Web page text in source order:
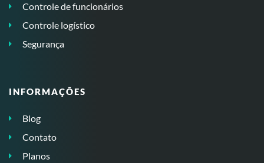
Controle de funcionários
Controle logístico
Segurança
INFORMAÇÕES
Blog
Contato
Planos